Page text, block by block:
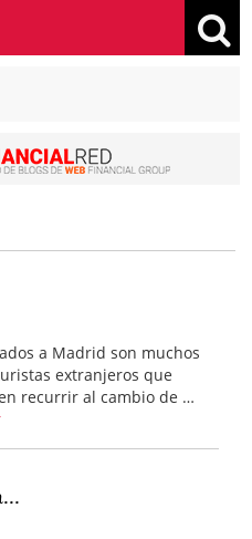
a Madrid son muchos
extranjeros que
recurrir al cambio de …